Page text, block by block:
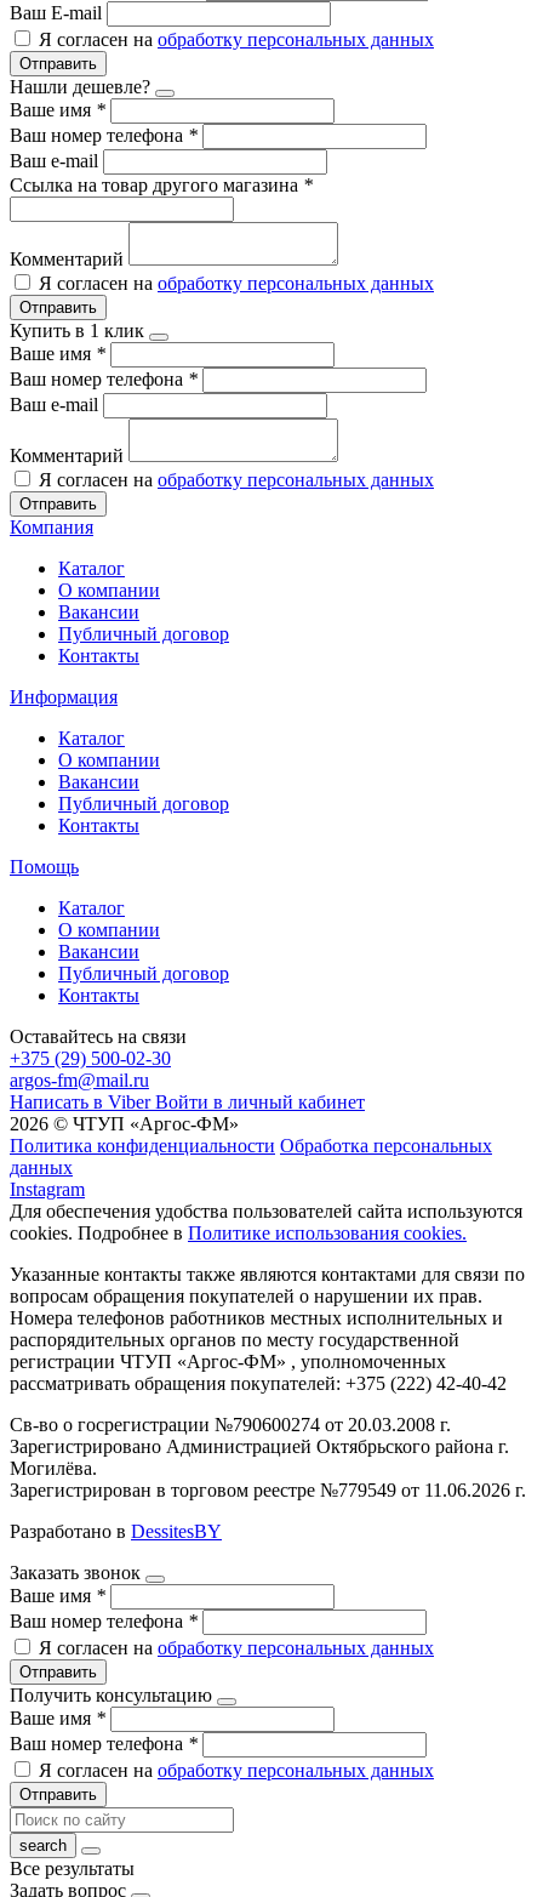
Ваш E-mail
Я согласен на обработку персональных данных
Отправить
Нашли дешевле?
Ваше имя *
Ваш номер телефона *
Ваш e-mail
Ссылка на товар другого магазина *
Комментарий
Я согласен на обработку персональных данных
Отправить
Купить в 1 клик
Ваше имя *
Ваш номер телефона *
Ваш e-mail
Комментарий
Я согласен на обработку персональных данных
Отправить
Компания
Каталог
О компании
Вакансии
Публичный договор
Контакты
Информация
Каталог
О компании
Вакансии
Публичный договор
Контакты
Помощь
Каталог
О компании
Вакансии
Публичный договор
Контакты
Оставайтесь на связи
+375 (29) 500-02-30
argos-fm@mail.ru
Написать в Viber Войти в личный кабинет
2026 © ЧТУП «Аргос-ФМ»
Политика конфиденциальности Обработка персональных
данных
Instagram
Для обеспечения удобства пользователей сайта используются
cookies. Подробнее в Политике использования cookies.
Указанные контакты также являются контактами для связи по
вопросам обращения покупателей о нарушении их прав.
Номера телефонов работников местных исполнительных и
распорядительных органов по месту государственной
регистрации ЧТУП «Аргос-ФМ» , уполномоченных
рассматривать обращения покупателей: +375 (222) 42-40-42
Св-во о госрегистрации №790600274 от 20.03.2008 г.
Зарегистрировано Администрацией Октябрьского района г.
Могилёва.
Зарегистрирован в торговом реестре №779549 от 11.06.2026 г.
Разработано в DessitesBY
Заказать звонок
Ваше имя *
Ваш номер телефона *
Я согласен на обработку персональных данных
Отправить
Получить консультацию
Ваше имя *
Ваш номер телефона *
Я согласен на обработку персональных данных
Отправить
Все результаты
Задать вопрос